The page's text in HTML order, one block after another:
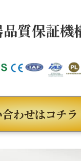
質保証機
わせはコチラ